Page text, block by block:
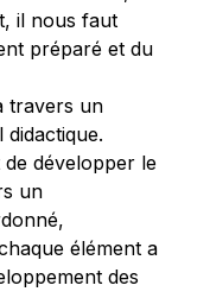
il nous faut
préparé et du
travers un
développer le
un
élément a
des